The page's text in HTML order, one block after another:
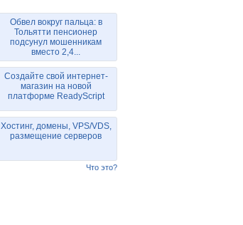
Обвел вокруг пальца: в
Тольятти пенсионер
подсунул мошенникам
вместо 2,4...
Создайте свой интернет-
магазин на новой
платформе ReadyScript
Хостинг, домены, VPS/VDS,
размещение серверов
Что это?